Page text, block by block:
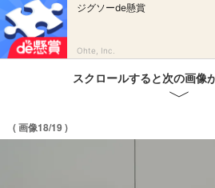
ジグソーde懸賞
Ohte, Inc.
スクロールすると次の画像
( 画像18/19 )